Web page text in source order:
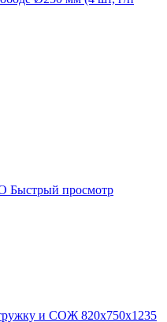
Быстрый просмотр